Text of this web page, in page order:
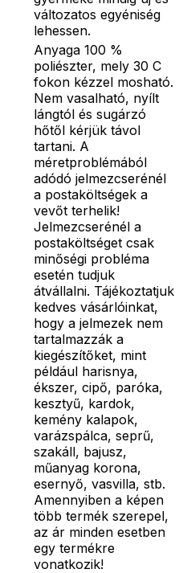
változatos egyéniség
lehessen.
Anyaga 100 %
poliészter, mely 30 C
fokon kézzel mosható.
Nem vasalható, nyílt
lángtól és sugárzó
hőtől kérjük távol
tartani. A
méretproblémából
adódó jelmezcserénél
a postaköltségek a
vevőt terhelik!
Jelmezcserénél a
postaköltséget csak
minőségi probléma
esetén tudjuk
átvállalni. Tájékoztatjuk
kedves vásárlóinkat,
hogy a jelmezek nem
tartalmazzák a
kiegészítőket, mint
például harisnya,
ékszer, cipő, paróka,
kesztyű, kardok,
kemény kalapok,
varázspálca, seprű,
szakáll, bajusz,
műanyag korona,
esernyő, vasvilla, stb.
Amennyiben a képen
több termék szerepel,
az ár minden esetben
egy termékre
vonatkozik!